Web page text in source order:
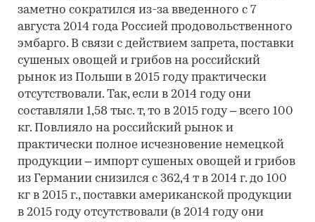
заметно сократился из-за введенного с 7
августа 2014 года Россией продовольственного
эмбарго. В связи с действием запрета, поставки
сушеных овощей и грибов на российский
рынок из Польши в 2015 году практически
отсутствовали. Так, если в 2014 году они
составляли 1,58 тыс. т, то в 2015 году – всего 100
кг. Повлияло на российский рынок и
практически полное исчезновение немецкой
продукции – импорт сушеных овощей и грибов
из Германии снизился с 362,4 т в 2014 г. до 100
кг в 2015 г., поставки американской продукции
в 2015 году отсутствовали (в 2014 году они